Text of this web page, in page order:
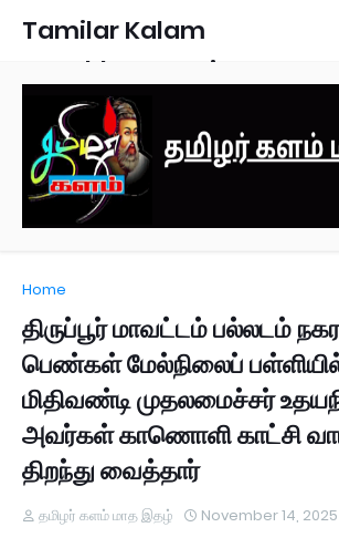
Tamilar Kalam
Monthly Magazine
Home
திருப்பூர் மாவட்டம் பல்லடம்
பெண்கள் மேல்நிலைப்
மிதிவண்டி முதலமைச்சர்
அவர்கள் காணொளி காட்சி
திறந்து வைத்தார்
தமிழர் களம் மாத இதழ் November 14, 2025